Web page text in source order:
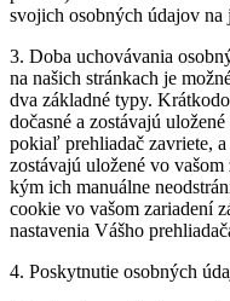
svojich osobných údajov na
3. Doba uchovávania
na našich stránkach je
dva základné typy.
dočasné a zostávajú
pokiaľ prehliadač zavriete,
zostávajú uložené vo
kým ich manuálne
cookie vo vašom zariadení
nastavenia Vášho
4. Poskytnutie osobných